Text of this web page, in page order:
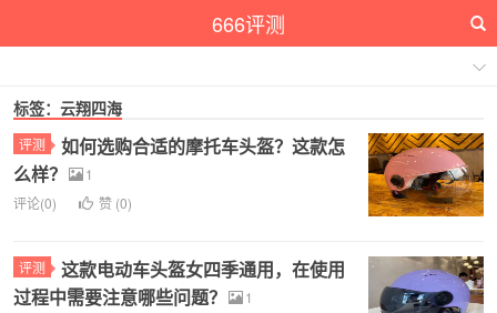
666评测
标签：云翔四海
评测
如何选购合适的摩托车头盔？这款怎
么样？
1
评论(0)
赞 (0)
评测
这款电动车头盔女四季通用，在使用
过程中需要注意哪些问题？
1